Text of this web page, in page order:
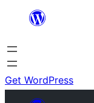
content
Get WordPress